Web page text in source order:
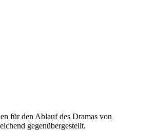
für den Ablauf des Dramas von
gegenübergestellt.